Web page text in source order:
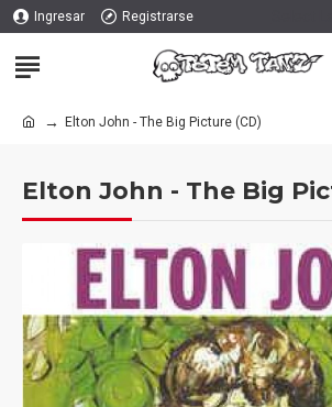
Ingresar Registrarse
Elton John - The Big Picture (CD)
Elton John - The Big